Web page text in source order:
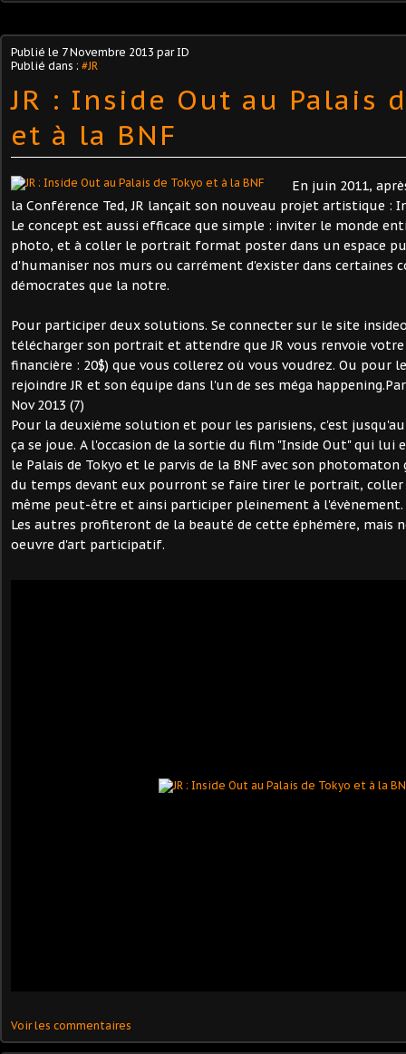
Publié le 7 Novembre 2013 par ID
Publié dans : #JR
JR : Inside Out au Palais
et à la BNF
En juin 2011,
la Conférence Ted, JR lançait son nouveau projet artistique :
Le concept est aussi efficace que simple : inviter le monde
photo, et à coller le portrait format poster dans un espace
d'humaniser nos murs ou carrément d'exister dans certaines
démocrates que la notre.
Pour participer deux solutions. Se connecter sur le site
télécharger son portrait et attendre que JR vous renvoie
financière : 20$) que vous collerez où vous voudrez. Ou pour
rejoindre JR et son équipe dans l'un de ses méga
Nov 2013 (7)
Pour la deuxième solution et pour les parisiens, c'est
ça se joue. A l'occasion de la sortie du film "Inside Out" qui lui
le Palais de Tokyo et le parvis de la BNF avec son
du temps devant eux pourront se faire tirer le portrait, coller
même peut-être et ainsi participer pleinement à l'évènement.
Les autres profiteront de la beauté de cette éphémère, mais
oeuvre d'art participatif.
Voir les commentaires